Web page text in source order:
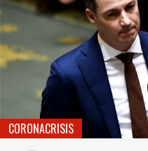
CORONACRISIS